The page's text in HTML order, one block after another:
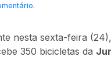
.
nesta sexta-feira
350 bicicletas da